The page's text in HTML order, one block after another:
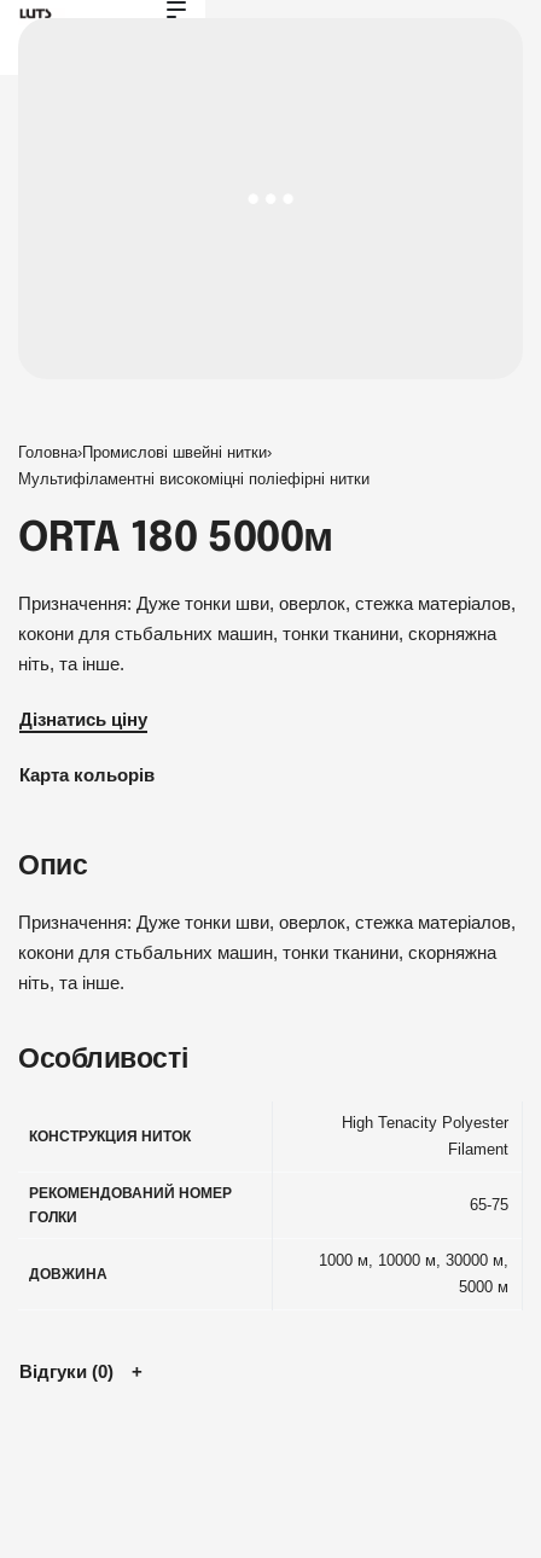
Головна›Промислові швейні нитки›
Мультифіламентні високоміцні поліефірні нитки
ORTA 180 5000м
Призначення: Дуже тонки шви, оверлок, стежка матеріалов,
кокони для стьбальних машин, тонки тканини, скорняжна
ніть, та інше.
Дізнатись ціну
Карта кольорів
Опис
Призначення: Дуже тонки шви, оверлок, стежка матеріалов,
кокони для стьбальних машин, тонки тканини, скорняжна
ніть, та інше.
Особливості
КОНСТРУКЦИЯ НИТОК
High Tenacity Polyester
Filament
РЕКОМЕНДОВАНИЙ НОМЕР
ГОЛКИ
65-75
ДОВЖИНА
1000 м, 10000 м, 30000 м,
5000 м
Відгуки (0)